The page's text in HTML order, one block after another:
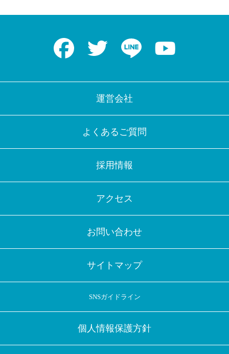
Facebook Twitter LINE
運営会社
よくあるご質問
採用情報
アクセス
お問い合わせ
サイトマップ
SNSガイドライン
個人情報保護方針